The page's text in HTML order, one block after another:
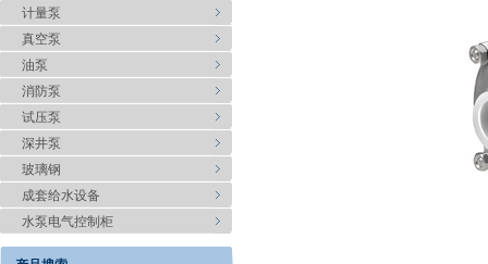
计量泵
真空泵
油泵
消防泵
试压泵
深井泵
玻璃钢
成套给水设备
水泵电气控制柜